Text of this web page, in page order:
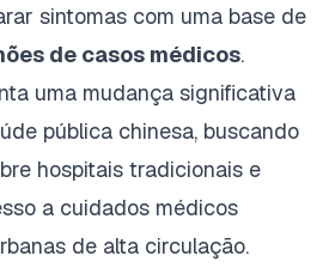
sintomas com uma base de
de casos médicos.
uma mudança significativa
pública chinesa, buscando
hospitais tradicionais e
a cuidados médicos
de alta circulação.